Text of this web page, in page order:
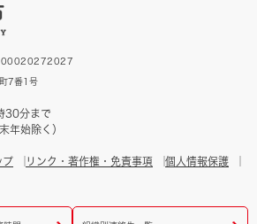
7番1号
30分まで
年始除く）
プ リンク・著作権・免責事項
個人情報保護